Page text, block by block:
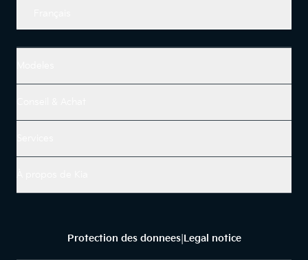
Protection des donnees| Legal notice